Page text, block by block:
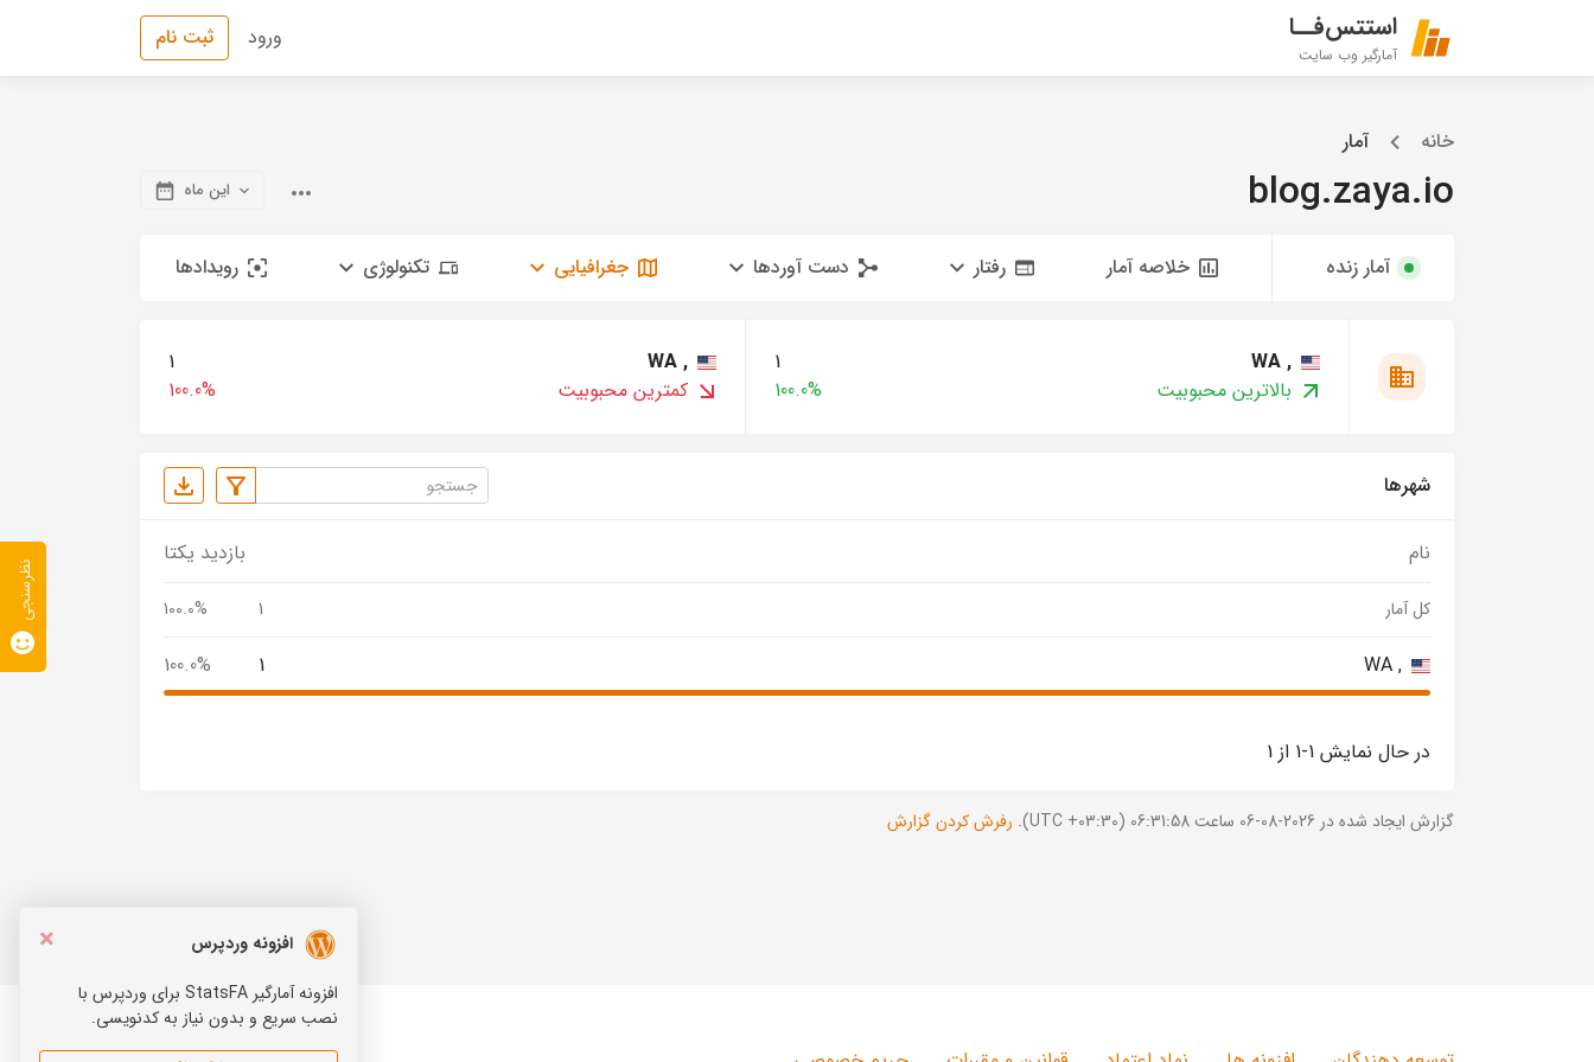
استتس‌فــا
آمارگیر وب سایت
ورود ثبت نام
خانه آمار
blog.zaya.io این ماه
آمار زنده خلاصه آمار رفتار دست آوردها جغرافیایی تکنولوژی رویدادها
, WA
1
بالاترین محبوبیت
100.0%
, WA
1
کمترین محبوبیت
100.0%
شهرها
نام بازدید یکتا
کل آمار 1
100.0%
, WA
1
100.0%
در حال نمایش 1-1 از 1
گزارش ایجاد شده در 2026-08-06 ساعت 06:31:58 (UTC +03:30). رفرش کردن گزارش
×
افزونه وردپرس
افزونه آمارگیر StatsFA برای وردپرس با
نصب سریع و بدون نیاز به کدنویسی.
نظرسنجی